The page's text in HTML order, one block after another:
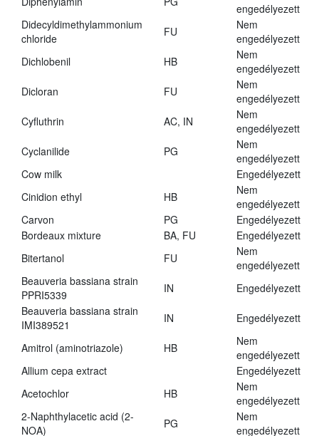
engedélyezett
Didecyldimethylammonium
chloride
FU
Nem
engedélyezett
Dichlobenil
HB
Nem
engedélyezett
Dicloran
FU
Nem
engedélyezett
Cyfluthrin
AC, IN
Nem
engedélyezett
Cyclanilide
PG
Nem
engedélyezett
Cow milk
Engedélyezett
Cinidion ethyl
HB
Nem
engedélyezett
Carvon
PG
Engedélyezett
Bordeaux mixture
BA, FU
Engedélyezett
Bitertanol
FU
Nem
engedélyezett
Beauveria bassiana strain
PPRI5339
IN
Engedélyezett
Beauveria bassiana strain
IMI389521
IN Engedélyezett
Amitrol (aminotriazole) HB
Nem
engedélyezett
Allium cepa extract
Engedélyezett
Acetochlor
HB
Nem
engedélyezett
2-Naphthylacetic acid (2-
NOA)
PG
Nem
engedélyezett